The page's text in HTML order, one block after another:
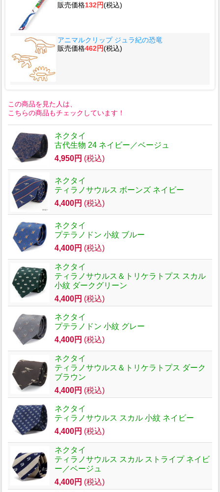
販売価格132円(税込)
アニマルクリップ ジュラ紀の恐竜
販売価格462円(税込)
この商品を見た人は、
こちらの商品もチェックしています！
ネクタイ
古代生物 24 ネイビー／ベージュ
4,950円 (税込)
ネクタイ
ティラノサウルス ボーンズ ネイビー
4,400円 (税込)
ネクタイ
プテラノドン 小紋 ブルー
4,400円 (税込)
ネクタイ
ティラノサウルス＆トリケラトプス スカル
小紋 ダークグリーン
4,400円 (税込)
ネクタイ
プテラノドン 小紋 グレー
4,400円 (税込)
ネクタイ
ティラノサウルス＆トリケラトプス ダーク
ブラウン
4,400円 (税込)
ネクタイ
ティラノサウルス スカル 小紋 ネイビー
4,400円 (税込)
ネクタイ
ティラノサウルス スカル ストライプ ネイビ
ー／ベージュ
4,400円 (税込)